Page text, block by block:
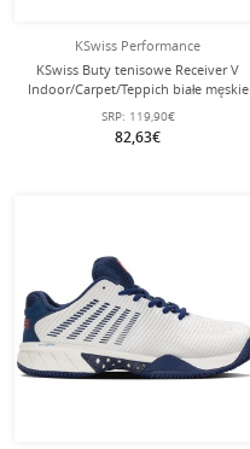
KSwiss Performance
KSwiss Buty tenisowe Receiver V
Indoor/Carpet/Teppich białe męskie
SRP: 119,90€
82,63€